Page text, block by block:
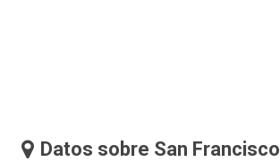
Datos sobre San Francisco